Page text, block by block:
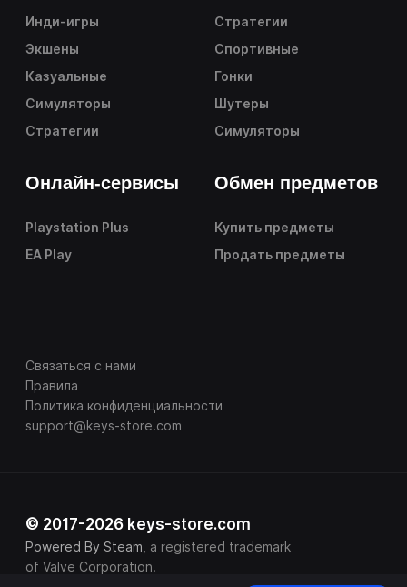
Инди-игры
Экшены
Казуальные
Симуляторы
Стратегии
Стратегии
Спортивные
Гонки
Шутеры
Симуляторы
Онлайн-сервисы
Playstation Plus
EA Play
Обмен предметов
Купить предметы
Продать предметы
Связаться с нами
Правила
Политика конфиденциальности
support@keys-store.com
© 2017-2026 keys-store.com
Powered By Steam , a registered trademark
of Valve Corporation.